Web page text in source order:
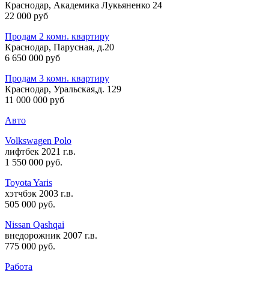
Краснодар, Академика Лукьяненко 24
22 000 руб
Продам 2 комн. квартиру
Краснодар, Парусная, д.20
6 650 000 руб
Продам 3 комн. квартиру
Краснодар, Уральская,д. 129
11 000 000 руб
Авто
Volkswagen Polo
лифтбек 2021 г.в.
1 550 000 руб.
Toyota Yaris
хэтчбэк 2003 г.в.
505 000 руб.
Nissan Qashqai
внедорожник 2007 г.в.
775 000 руб.
Работа